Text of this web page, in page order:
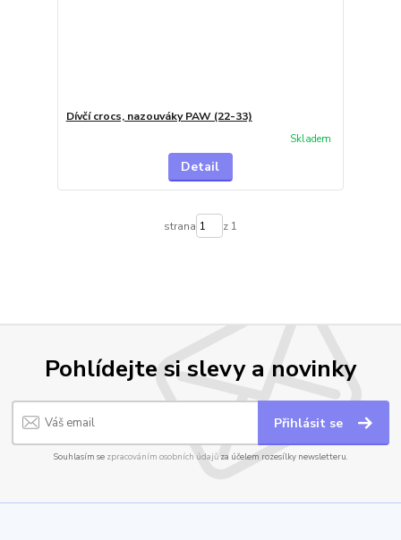
Dívčí crocs, nazouváky PAW (22-33)
Skladem
Detail
strana z 1
Pohlídejte si slevy a novinky
Přihlásit se
Souhlasím se zpracováním osobních údajůza účelem rozesílky newsletteru.